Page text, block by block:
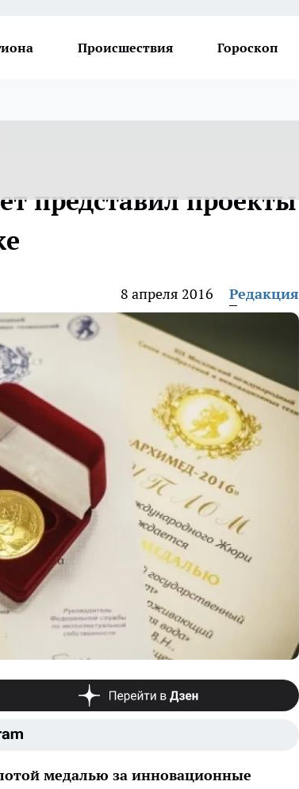
Происшествия Гороскоп
представил проекты
8 апреля 2016 Редакция
медалью за инновационные